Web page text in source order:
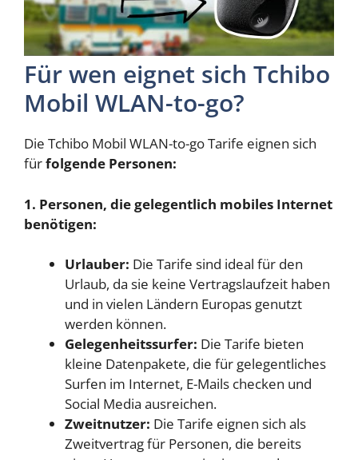
Für wen eignet sich Tchibo
Mobil WLAN-to-go?
Die Tchibo Mobil WLAN-to-go Tarife eignen sich
fürfolgende Personen:
1. Personen, die gelegentlich mobiles Internet
benötigen:
Urlauber: Die Tarife sind ideal für den
Urlaub, da sie keine Vertragslaufzeit haben
und in vielen Ländern Europas genutzt
werden können.
Gelegenheitssurfer: Die Tarife bieten
kleine Datenpakete, die für gelegentliches
Surfen im Internet, E-Mails checken und
Social Media ausreichen.
Zweitnutzer: Die Tarife eignen sich als
Zweitvertrag für Personen, die bereits